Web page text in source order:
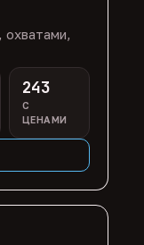
охватами,
243
С
ЦЕНАМИ